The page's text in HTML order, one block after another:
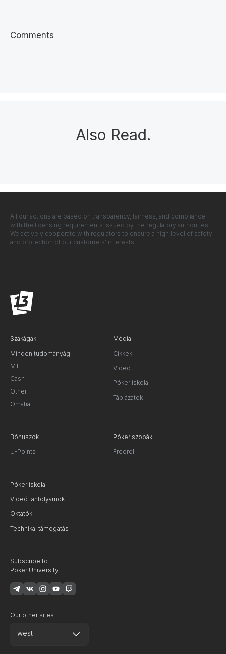
Comments
Also Read.
All our actions are based on transparency, fairness, and compliance
with the licensing requirements issued by the regulatory authorities.
We actively cooperate with regulators to ensure a high level of safety
and protection of our customers' interests.
Szakágak
Minden tudományág
MTT
Cash
Other
Omaha
Média
Cikkek
Videó
Póker iskola
Táblázatok
Bónuszok
U-Points
Póker szobák
Freeroll
Póker iskola
Videó tanfolyamok
Oktatók
Technikai támogatás
Subscribe to
Poker University
Our other sites
west